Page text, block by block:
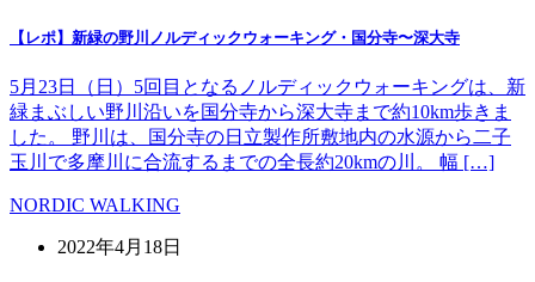
【レポ】新緑の野川ノルディックウォーキング・国分寺〜深大寺
5月23日（日）5回目となるノルディックウォーキングは、新
緑まぶしい野川沿いを国分寺から深大寺まで約10km歩きま
した。 野川は、国分寺の日立製作所敷地内の水源から二子
玉川で多摩川に合流するまでの全長約20kmの川。 幅 […]
NORDIC WALKING
2022年4月18日